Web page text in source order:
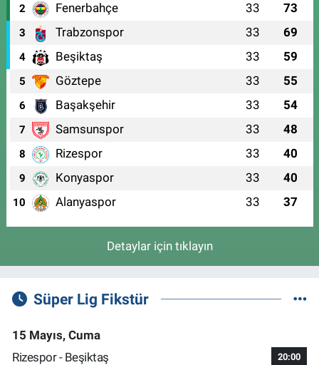
2 Fenerbahçe 33 73
3 Trabzonspor 33 69
4 Beşiktaş 33 59
5 Göztepe 33 55
6 Başakşehir 33 54
7 Samsunspor 33 48
8 Rizespor 33 40
9 Konyaspor 33 40
10 Alanyaspor 33 37
Detaylar için tıklayın
Süper Lig Fikstür
15 Mayıs, Cuma
Rizespor - Beşiktaş
20:00